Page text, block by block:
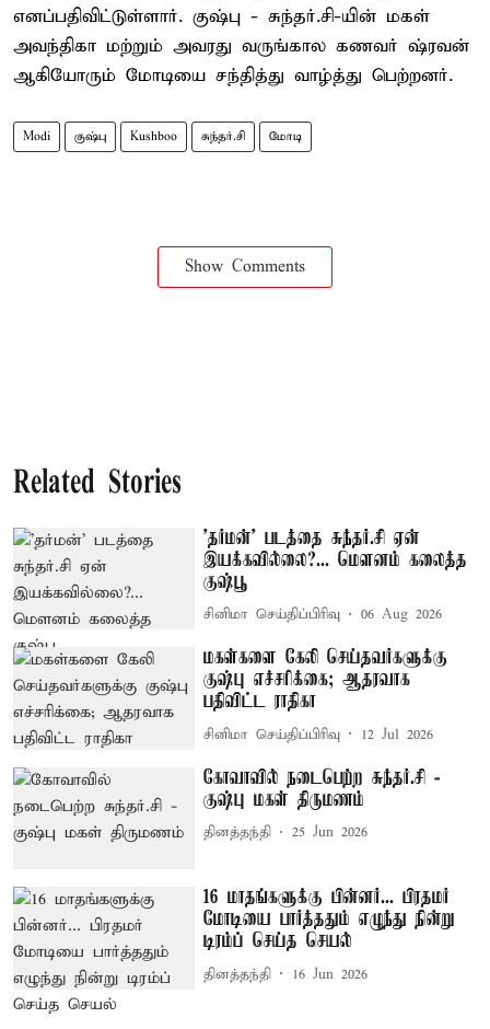
எனப்பதிவிட்டுள்ளார். குஷ்பு - சுந்தர்.சி-யின் மகள்
அவந்திகா மற்றும் அவரது வருங்கால கணவர் ஷ்ரவன்
ஆகியோரும் மோடியை சந்தித்து வாழ்த்து பெற்றனர்.
Modi குஷ்பு Kushboo சுந்தர்.சி மோடி
Show Comments
Related Stories
'தர்மன்' படத்தை சுந்தர்.சி ஏன்
இயக்கவில்லை?... மௌனம் கலைத்த
குஷ்பூ
சினிமா செய்திப்பிரிவு 06 Aug 2026
மகள்களை கேலி செய்தவர்களுக்கு
குஷ்பு எச்சரிக்கை; ஆதரவாக
பதிவிட்ட ராதிகா
சினிமா செய்திப்பிரிவு 12 Jul 2026
கோவாவில் நடைபெற்ற சுந்தர்.சி -
குஷ்பு மகள் திருமணம்
தினத்தந்தி 25 Jun 2026
16 மாதங்களுக்கு பின்னர்... பிரதமர்
மோடியை பார்த்ததும் எழுந்து நின்று
டிரம்ப் செய்த செயல்
தினத்தந்தி 16 Jun 2026